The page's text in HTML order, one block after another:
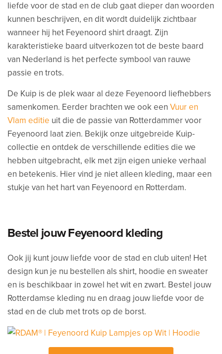
liefde voor de stad en de club gaat dieper dan woorden
kunnen beschrijven, en dit wordt duidelijk zichtbaar
wanneer hij het Feyenoord shirt draagt. Zijn
karakteristieke baard uitverkozen tot de beste baard
van Nederland is het perfecte symbool van rauwe
passie en trots.
De Kuip is de plek waar al deze Feyenoord liefhebbers
samenkomen. Eerder brachten we ook een Vuur en
Vlam editie uit die de passie van Rotterdammer voor
Feyenoord laat zien. Bekijk onze uitgebreide Kuip-
collectie en ontdek de verschillende edities die we
hebben uitgebracht, elk met zijn eigen unieke verhaal
en betekenis. Hier vind je niet alleen kleding, maar een
stukje van het hart van Feyenoord en Rotterdam.
Bestel jouw Feyenoord kleding
Ook jij kunt jouw liefde voor de stad en club uiten! Het
design kun je nu bestellen als shirt, hoodie en sweater
en is beschikbaar in zowel het wit en zwart. Bestel jouw
Rotterdamse kleding nu en draag jouw liefde voor de
stad en de club met trots op de borst.